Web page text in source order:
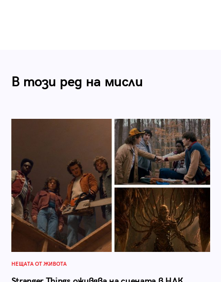
В този ред на мисли
НЕЩАТА ОТ ЖИВОТА